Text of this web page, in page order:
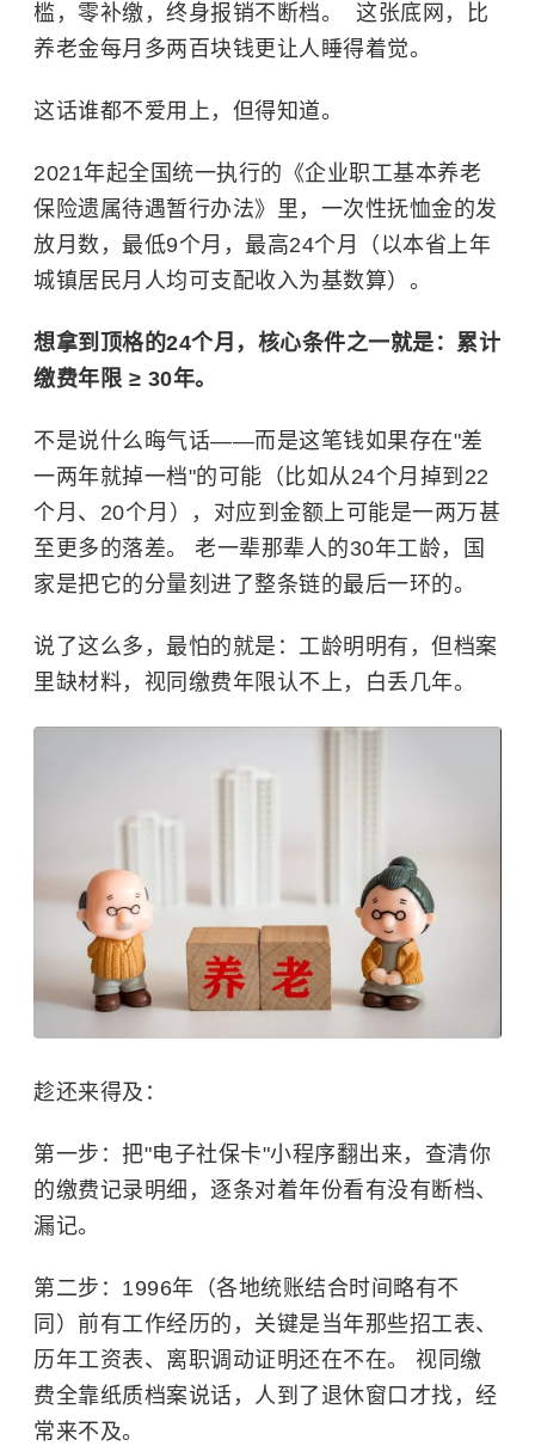
槛，零补缴，终身报销不断档。 ​ 这张底网，比
养老金每月多两百块钱更让人睡得着觉。
这话谁都不爱用上，但得知道。
2021年起全国统一执行的《企业职工基本养老
保险遗属待遇暂行办法》里，一次性抚恤金的发
放月数，最低9个月，最高24个月（以本省上年
城镇居民月人均可支配收入为基数算）。
想拿到顶格的24个月，核心条件之一就是：累计
缴费年限 ≥ 30年。
不是说什么晦气话——而是这笔钱如果存在"差
一两年就掉一档"的可能（比如从24个月掉到22
个月、20个月），对应到金额上可能是一两万甚
至更多的落差。 老一辈那辈人的30年工龄，国
家是把它的分量刻进了整条链的最后一环的。
说了这么多，最怕的就是：工龄明明有，但档案
里缺材料，视同缴费年限认不上，白丢几年。
趁还来得及：
第一步：把"电子社保卡"小程序翻出来，查清你
的缴费记录明细，逐条对着年份看有没有断档、
漏记。
第二步：1996年（各地统账结合时间略有不
同）前有工作经历的，关键是当年那些招工表、
历年工资表、离职调动证明还在不在。 视同缴
费全靠纸质档案说话，人到了退休窗口才找，经
常来不及。